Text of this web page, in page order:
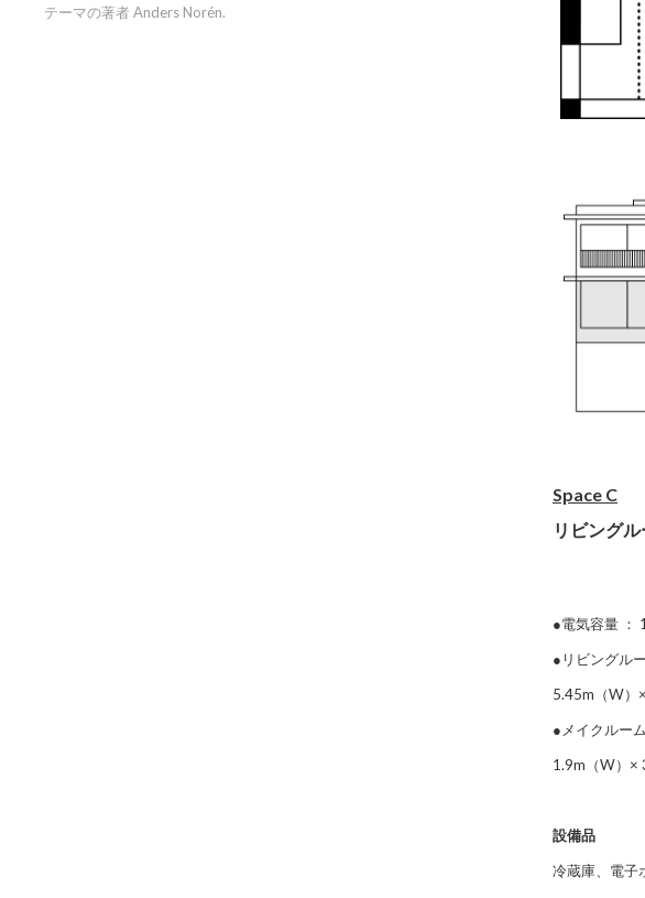
テーマの著者 Anders Norén.
Space C
リビング
●電気容量 ：
●リビングル
5.45m（W）
●メイクルー
1.9m（W）×
設備品
冷蔵庫、電子